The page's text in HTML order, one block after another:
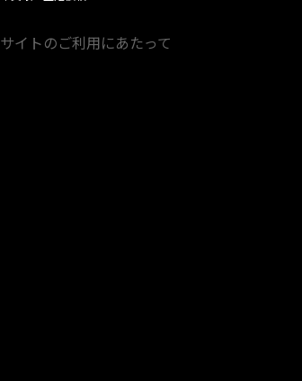
サイトのご利用にあたって